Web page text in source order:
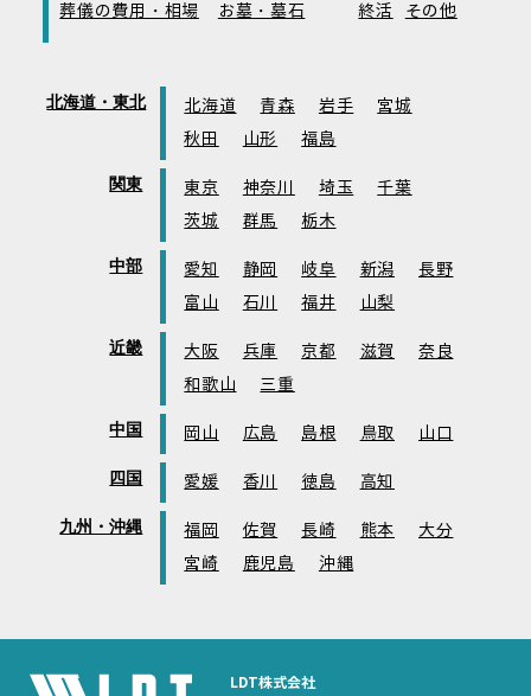
葬儀の費用・相場
お墓・墓石 終活 その他
北海道・東北 北海道 青森 岩手
宮城
秋田
山形 福島
関東 東京 神奈川 埼玉
千葉
茨城
群馬 栃木
中部 愛知 静岡 岐阜 新潟
長野
富山
石川 福井 山梨
近畿 大阪 兵庫 京都 滋賀
奈良
和歌山
三重
中国 岡山 広島 島根 鳥取 山口
四国 愛媛 香川 徳島 高知
九州・沖縄 福岡 佐賀 長崎 熊本
大分
宮崎
鹿児島 沖縄
LDT株式会社